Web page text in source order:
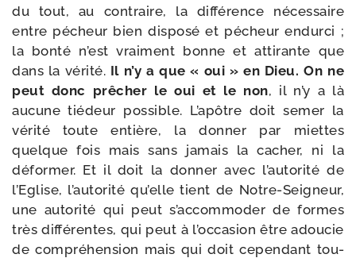
du tout, au contraire, la dif­fé­rence néces­saire
entre pécheur bien dis­po­sé et pécheur endur­ci ;
la bon­té n’est vrai­ment bonne et atti­rante que
dans la véri­té. Il n’y a que « oui » en Dieu. On ne
peut donc prê­cher le oui et le non, il n’y a là
aucune tié­deur pos­sible. L’apôtre doit semer la
véri­té toute entière, la don­ner par miettes
quelque fois mais sans jamais la cacher, ni la
défor­mer. Et il doit la don­ner avec l’au­to­ri­té de
l’Eglise, l’au­to­ri­té qu’elle tient de Notre-​Seigneur,
une auto­ri­té qui peut s’ac­com­mo­der de formes
très dif­fé­rentes, qui peut à l’oc­ca­sion être adou­cie
de com­pré­hen­sion mais qui doit cepen­dant tou­